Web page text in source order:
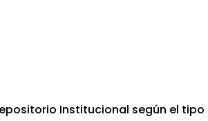
Institucional según el